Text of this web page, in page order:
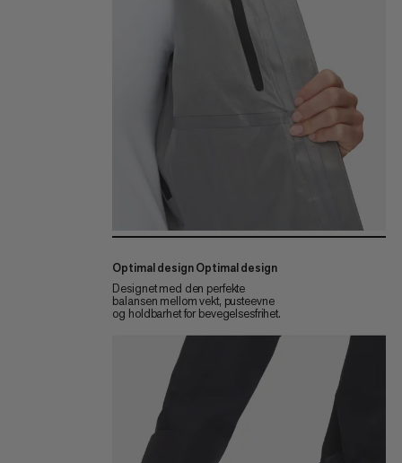
Optimal design Optimal design
Designet med den perfekte
balansen mellom vekt, pusteevne
og holdbarhet for bevegelsesfrihet.